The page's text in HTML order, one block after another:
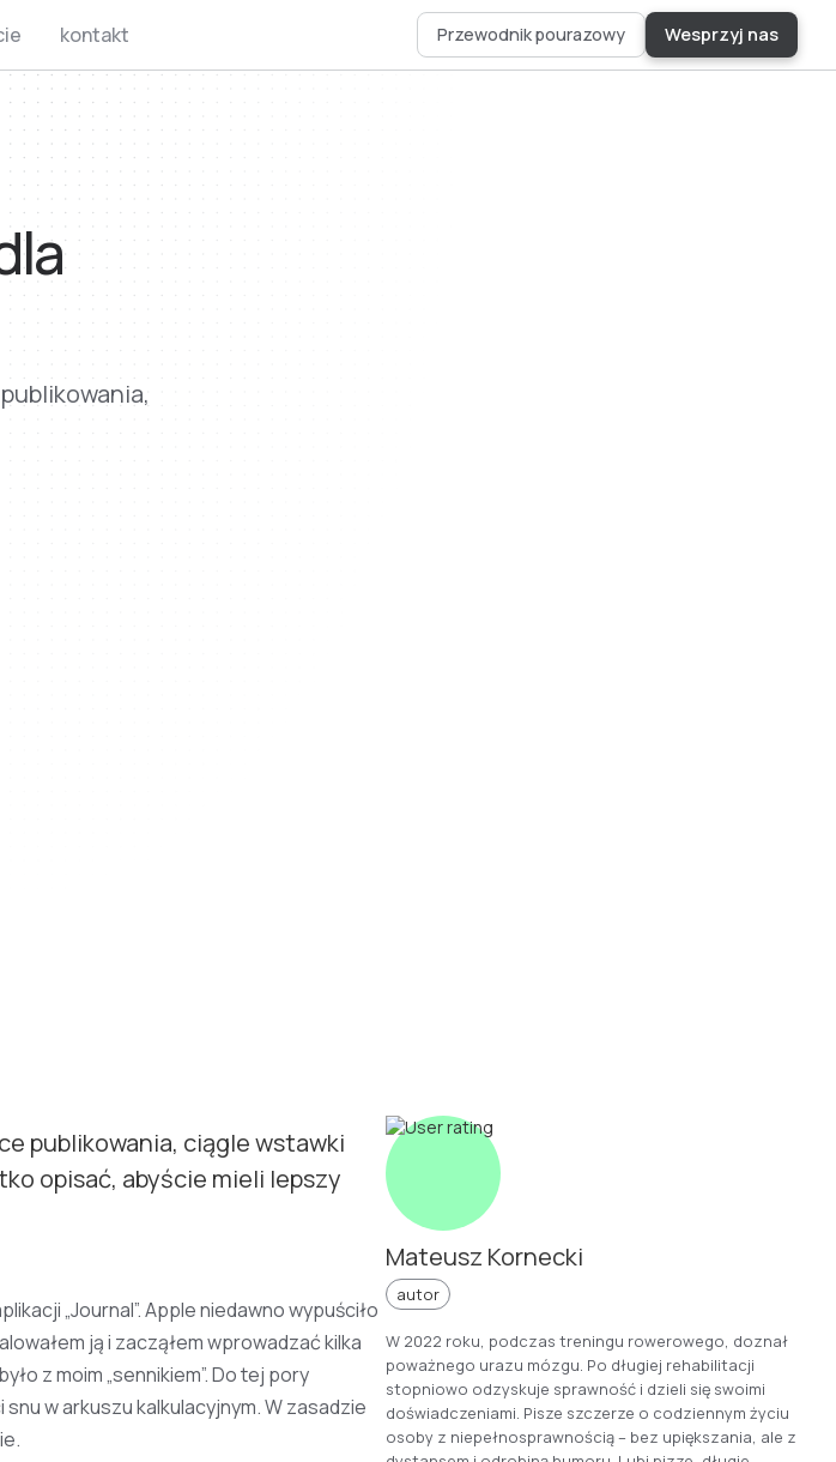
kontakt Przewodnik pourazowy Wesprzyj nas
publikowania, ciągle wstawki
opisać, abyście mieli lepszy
„Journal”. Apple niedawno wypuściło
ją i zacząłem wprowadzać kilka
z moim „sennikiem”. Do tej pory
w arkuszu kalkulacyjnym. W zasadzie
Mateusz Kornecki
autor
W 2022 roku, podczas treningu rowerowego, doznał
poważnego urazu mózgu. Po długiej rehabilitacji
stopniowo odzyskuje sprawność i dzieli się swoimi
doświadczeniami. Pisze szczerze o codziennym życiu
osoby z niepełnosprawnością – bez upiększania, ale z